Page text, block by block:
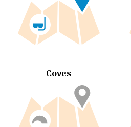
Coves